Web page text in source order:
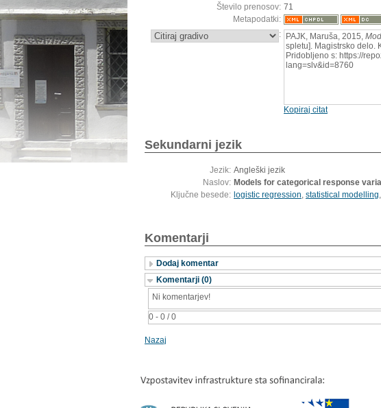
Število prenosov: 71
Metapodatki:
: PAJK, Maruša, 2015,
spletu]. Magistrsko delo.
Pridobljeno s: https://
lang=slv&id=8760
Kopiraj citat
Sekundarni jezik
Jezik: Angleški jezik
Naslov: Models for categorical response
Ključne besede: logistic regression, statistical modelling,
Komentarji
Dodaj komentar
Komentarji (0)
0 - 0 / 0
Ni komentarjev!
Nazaj